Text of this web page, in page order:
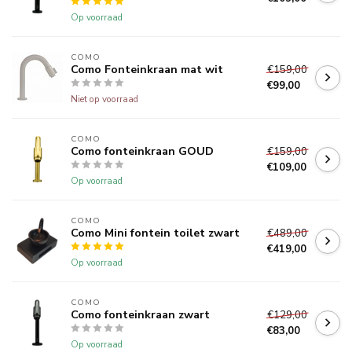
Op voorraad
COMO
Como Fonteinkraan mat wit
Niet op voorraad
€159,00
€99,00
COMO
Como fonteinkraan GOUD
Op voorraad
€159,00
€109,00
COMO
Como Mini fontein toilet zwart
Op voorraad
€489,00
€419,00
COMO
Como fonteinkraan zwart
Op voorraad
€129,00
€83,00